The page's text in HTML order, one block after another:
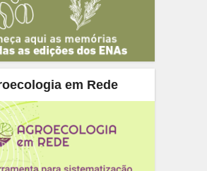
em Rede